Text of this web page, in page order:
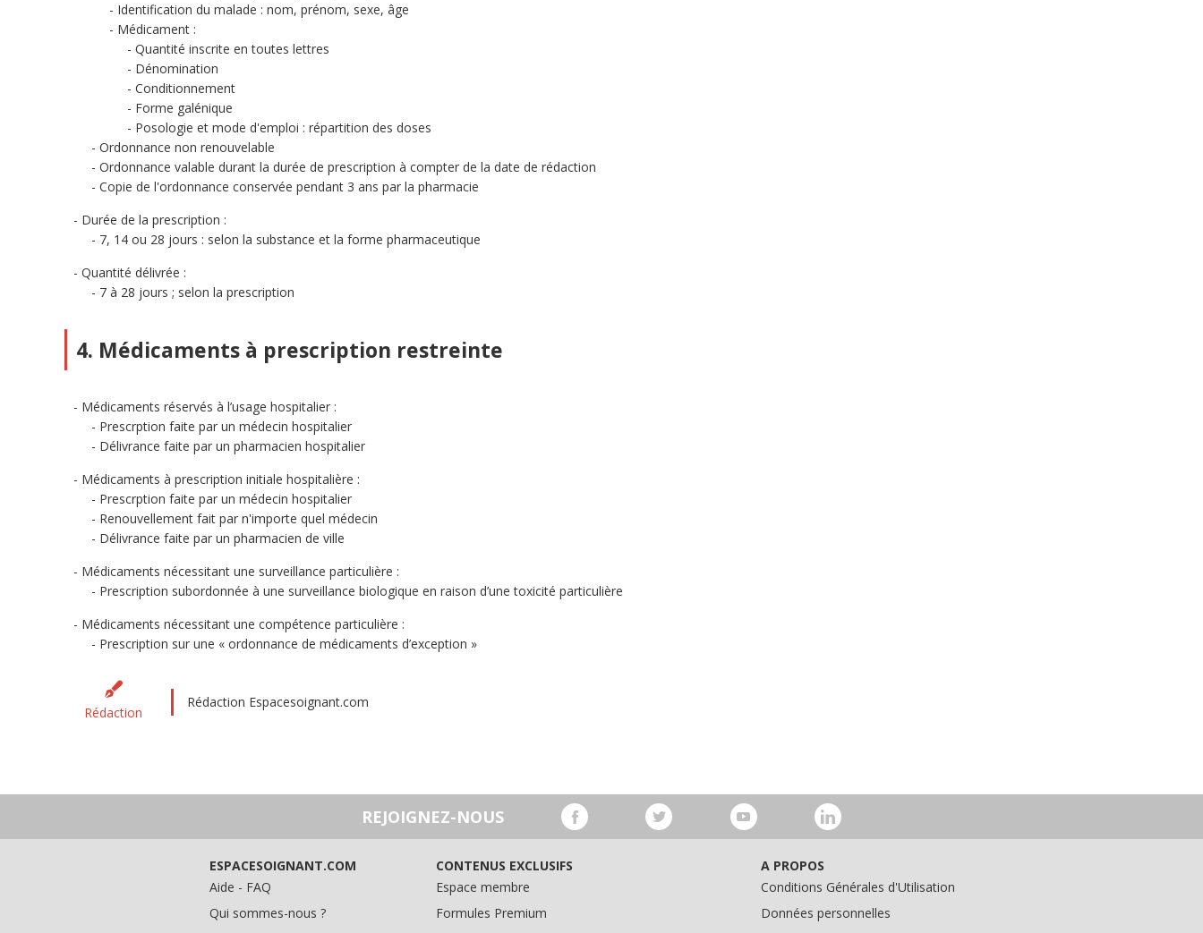
Identification du malade : nom, prénom, sexe, âge
Médicament :
Quantité inscrite en toutes lettres
Dénomination
Conditionnement
Forme galénique
Posologie et mode d'emploi : répartition des doses
Ordonnance non renouvelable
Ordonnance valable durant la durée de prescription à compter de la date de rédaction
Copie de l'ordonnance conservée pendant 3 ans par la pharmacie
Durée de la prescription :
7, 14 ou 28 jours : selon la substance et la forme pharmaceutique
Quantité délivrée :
7 à 28 jours ; selon la prescription
4. Médicaments à prescription restreinte
Médicaments réservés à l’usage hospitalier :
Prescrption faite par un médecin hospitalier
Délivrance faite par un pharmacien hospitalier
Médicaments à prescription initiale hospitalière :
Prescrption faite par un médecin hospitalier
Renouvellement fait par n'importe quel médecin
Délivrance faite par un pharmacien de ville
Médicaments nécessitant une surveillance particulière :
Prescription subordonnée à une surveillance biologique en raison d’une toxicité particulière
Médicaments nécessitant une compétence particulière :
Prescription sur une « ordonnance de médicaments d’exception »
Rédaction
Rédaction Espacesoignant.com
REJOIGNEZ-NOUS
ESPACESOIGNANT.COM
Aide - FAQ
Qui sommes-nous ?
CONTENUS EXCLUSIFS
Espace membre
Formules Premium
A PROPOS
Conditions Générales d'Utilisation
Données personnelles